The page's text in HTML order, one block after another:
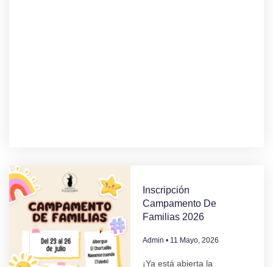
Inscripción
Campamento De
Familias 2026
Admin 11 Mayo, 2026
¡Ya está abierta la